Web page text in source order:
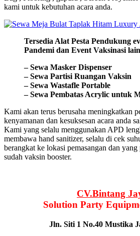
kami untuk kebutuhan acara anda.
Tersedia Alat Pesta Pendukung
Pandemi dan Event Vaksinasi
– Sewa Masker Dispenser
– Sewa Partisi Ruangan Vaksin
– Sewa Wastafle Portable
– Sewa Pembatas Acrylic untuk
Kami akan terus berusaha meningkatkan
kenyamanan dan kesuksesan acara anda
Kami yang selalu menggunakan APD
membawa hand sanitizer, selalu di cek
berangkat ke lokasi pemasangan dan
sudah vaksin booster.
CV.Bintang
Solution Party
Jln. Siti 1 No.40 Mustika